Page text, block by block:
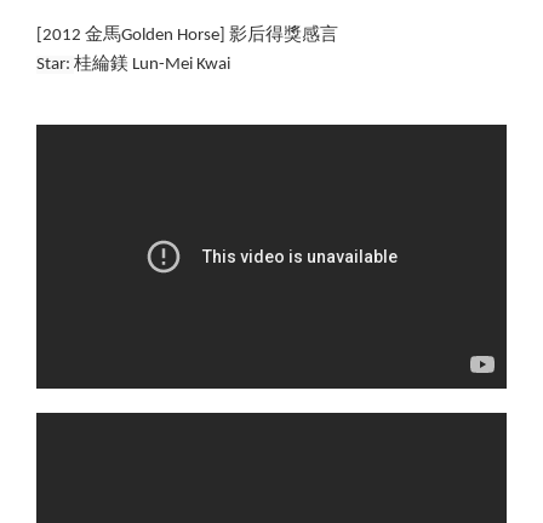
2012 金馬Golden Horse] 影后得獎感言
Star: 桂綸鎂 Lun-Mei Kwai